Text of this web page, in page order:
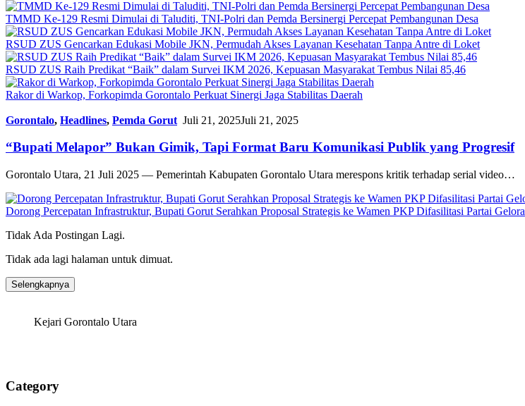
TMMD Ke-129 Resmi Dimulai di Taluditi, TNI-Polri dan Pemda Bersinergi Percepat Pembangunan Desa
RSUD ZUS Gencarkan Edukasi Mobile JKN, Permudah Akses Layanan Kesehatan Tanpa Antre di Loket
RSUD ZUS Raih Predikat “Baik” dalam Survei IKM 2026, Kepuasan Masyarakat Tembus Nilai 85,46
Rakor di Warkop, Forkopimda Gorontalo Perkuat Sinergi Jaga Stabilitas Daerah
Gorontalo, Headlines, Pemda Gorut Juli 21, 2025Juli 21, 2025
“Bupati Melapor” Bukan Gimik, Tapi Format Baru Komunikasi Publik yang Progresif
Gorontalo Utara, 21 Juli 2025 — Pemerintah Kabupaten Gorontalo Utara merespons kritik terhadap serial video…
Dorong Percepatan Infrastruktur, Bupati Gorut Serahkan Proposal Strategis ke Wamen PKP Difasilitasi Partai Gelora
Tidak Ada Postingan Lagi.
Tidak ada lagi halaman untuk dimuat.
Selengkapnya
Kejari Gorontalo Utara
Category